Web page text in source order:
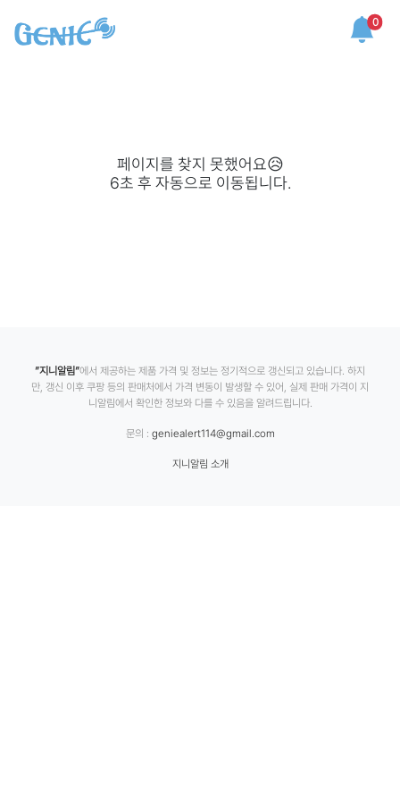
0
페이지를 찾지 못했어요😥
6초 후 자동으로 이동됩니다.
”지니알림”에서 제공하는 제품 가격 및 정보는 정기적으로 갱신되고 있습니다. 하지
만, 갱신 이후 쿠팡 등의 판매처에서 가격 변동이 발생할 수 있어, 실제 판매 가격이 지
니알림에서 확인한 정보와 다를 수 있음을 알려드립니다.
문의 : geniealert114@gmail.com
지니알림 소개